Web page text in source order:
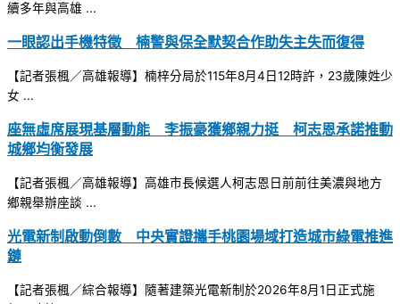
續多年與高雄 ...
一眼認出手機特徵 楠警與保全默契合作助失主失而復得
【記者張楓／高雄報導】楠梓分局於115年8月4日12時許，23歲陳姓少
女 ...
座無虛席展現基層動能 李振豪獲鄉親力挺 柯志恩承諾推動
城鄉均衡發展
【記者張楓／高雄報導】高雄市長候選人柯志恩日前前往美濃與地方
鄉親舉辦座談 ...
光電新制啟動倒數 中央實證攜手桃園場域打造城市綠電推進
鏈
【記者張楓／綜合報導】隨著建築光電新制於2026年8月1日正式施